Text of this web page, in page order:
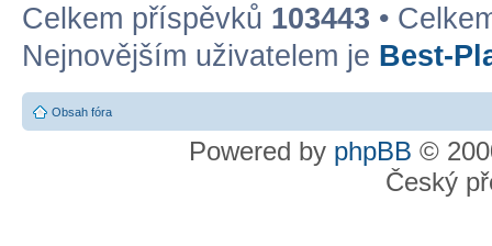
Celkem příspěvků 103443 •
Nejnovějším uživatelem je Best-
Obsah fóra
Powered by phpBB ©
Český